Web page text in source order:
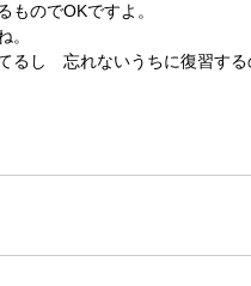
ものでOKですよ。
。
し　忘れないうちに復習する